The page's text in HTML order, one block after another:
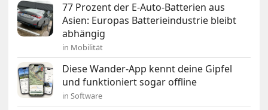
77 Prozent der E-Auto-Batterien aus
Asien: Europas Batterieindustrie bleibt
abhängig
in Mobilität
Diese Wander-App kennt deine Gipfel
und funktioniert sogar offline
in Software